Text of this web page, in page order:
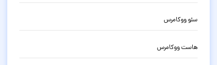
سئو ووکامرس
هاست ووکامرس